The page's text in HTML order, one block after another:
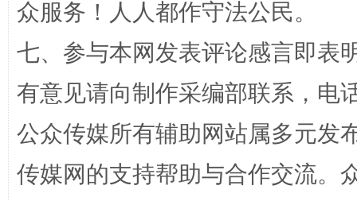
众服务！人人都作守法公民。
七、参与本网发表评论感言即表
有意见请向制作采编部联系，电
公众传媒所有辅助网站属多元发
传媒网的支持帮助与合作交流。